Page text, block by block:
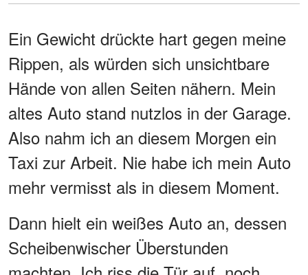
Ein Gewicht drückte hart gegen meine
Rippen, als würden sich unsichtbare
Hände von allen Seiten nähern. Mein
altes Auto stand nutzlos in der Garage.
Also nahm ich an diesem Morgen ein
Taxi zur Arbeit. Nie habe ich mein Auto
mehr vermisst als in diesem Moment.
Dann hielt ein weißes Auto an, dessen
Scheibenwischer Überstunden